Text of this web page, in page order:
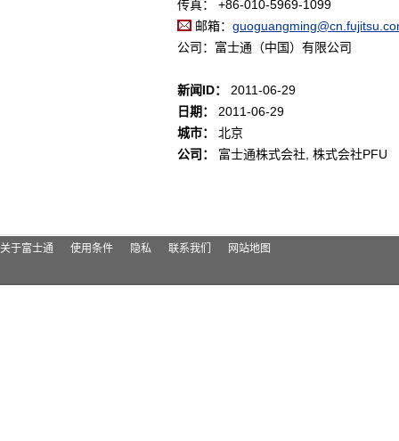
传真： +86-010-5969-1099
邮箱：
公司：富士通（中国）有限公司
新闻ID：
2011-06-29
日期：
2011-06-29
城市：
北京
公司：
富士通株式会社, 株式会社PFU
关于富士通 使用条件 隐私 联系我们 网站地图